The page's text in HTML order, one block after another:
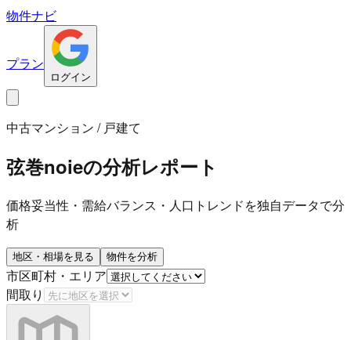
物件ナビ
プラン
ログイン
中古マンション / 戸建て
弦巻noieの分析レポート
価格妥当性・需給バランス・人口トレンドを独自データで分
析
地区・相場を見る 物件を分析
市区町村・エリア
間取り